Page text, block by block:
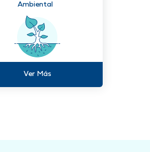
Ambiental
Ver Más